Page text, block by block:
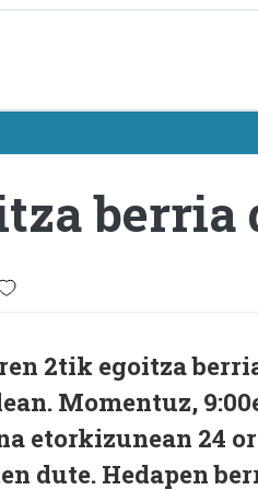
berria
2tik egoitza
Momentuz,
etorkizunean 24
dute. Hedapen